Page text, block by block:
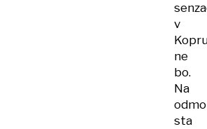
v
ne
bo.
Na
sta